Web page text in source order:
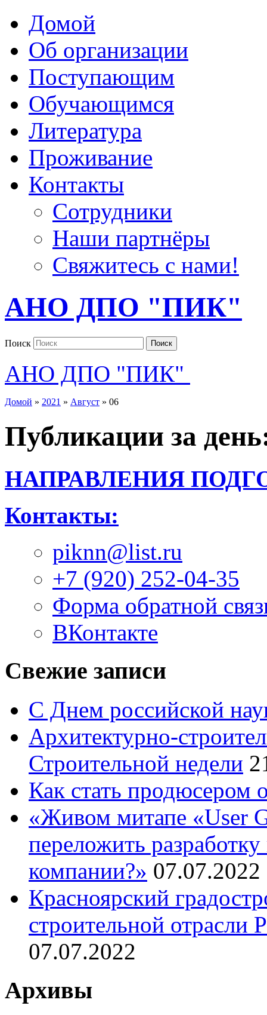
Домой
Об организации
Поступающим
Обучающимся
Литература
Проживание
Контакты
Сотрудники
Наши партнёры
Свяжитесь с нами!
АНО ДПО "ПИК"
Поиск Поиск
АНО ДПО "ПИК"
Домой » 2021 » Август » 06
Публикации за
НАПРАВЛЕНИЯ
Контакты:
piknn@list.ru
+7 (920) 252-04-35
Форма обратной
ВКонтакте
Свежие записи
С Днем российской
Архитектурно-
Строительной недели
Как стать продюсером
«Живом митапе «User
переложить
компании?» 07.07.2022
Красноярский
строительной отрасли
07.07.2022
Архивы